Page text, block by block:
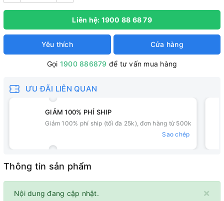
Liên hệ: 1900 88 68 79
Yêu thích Cửa hàng
Gọi 1900 886879 để tư vấn mua hàng
ƯU ĐÃI LIÊN QUAN
GIẢM 100% PHÍ SHIP
Giảm 100% phí ship (tối đa 25k), đơn hàng từ 500k
Sao chép
Thông tin sản phẩm
×
Nội dung đang cập nhật.